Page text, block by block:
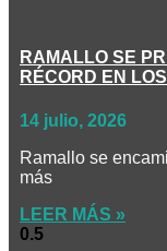
RAMALLO SE
RÉCORD EN
14 julio, 2026
Ramallo se
más
LEER MÁS »